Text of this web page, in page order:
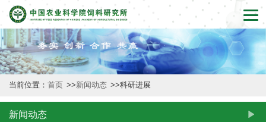
首
页
本
所
概
当前位置： 首页 >>新闻动态 >>科研进展
新闻动态